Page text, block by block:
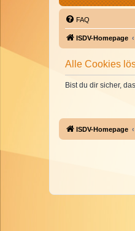
FAQ
ISDV-Homepage
Alle Cookies
Bist du dir sicher,
ISDV-Homepage